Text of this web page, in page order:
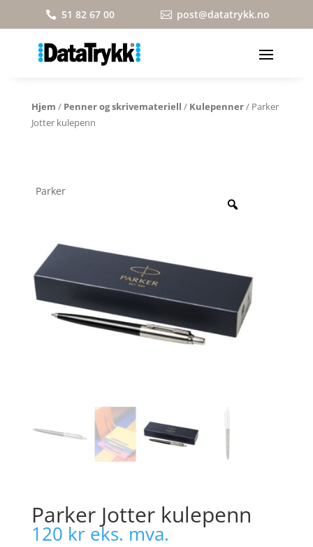
 51 82 67 00  post@datatrykk.no
Hjem / Penner og skrivemateriell / Kulepenner/ Parker
Jotter kulepenn
Parker
Parker Jotter kulepenn
120 kr eks. mva.